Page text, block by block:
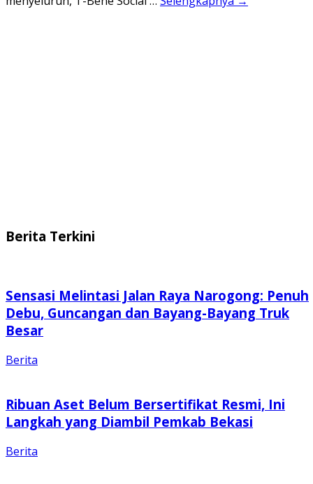
Berita Terkini
Sensasi Melintasi Jalan Raya Narogong: Penuh
Debu, Guncangan dan Bayang-Bayang Truk
Besar
Berita
Ribuan Aset Belum Bersertifikat Resmi, Ini
Langkah yang Diambil Pemkab Bekasi
Berita